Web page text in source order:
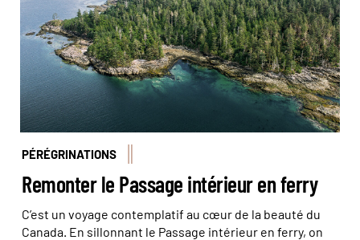
PÉRÉGRINATIONS
Remonter le Passage intérieur en ferry
C’est un voyage contemplatif au cœur de la beauté du
Canada. En sillonnant le Passage intérieur en ferry, on